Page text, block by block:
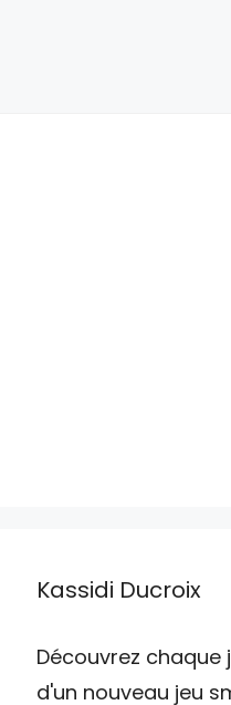
Kassidi Ducroix
Découvrez chaque
d'un nouveau jeu